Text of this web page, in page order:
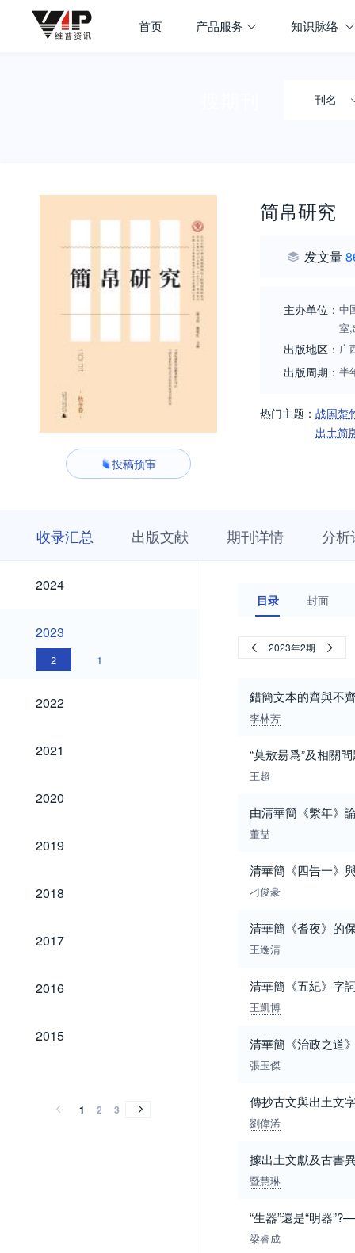
首页 产品服务 知识脉络
刊名
投稿预审
简帛研究
发文量
主办单位： 中
室,
出版地区： 广
出版周期： 半
热门主题： 战国楚
出土简
收录汇总 出版文献 期刊详情 分析
2024
2024
2023
2023
2 1
2022
2022
2021
2021
2020
2020
2019
2019
2018
2018
2017
2017
2016
2016
2015
2015
1 2 3
目录 封面
2023年2期
錯簡文本的齊與不
李林芳
“莫敖昜爲”及相關
王超
由清華簡《繫年》
董喆
清華簡《四告一》
刁俊豪
清華簡《耆夜》的
王逸清
清華簡《五紀》字
王凱博
清華簡《治政之道
張玉傑
傳抄古文與出土文
劉偉浠
據出土文獻及古書
暨慧琳
“生器”還是“明器
梁睿成